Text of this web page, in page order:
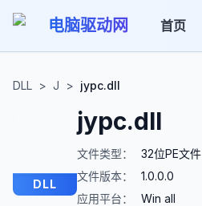
电脑驱动网 首页
DLL > J > jypc.dll
DLL
jypc.dll
文件类型：
32位PE文件
文件版本：
1.0.0.0
应用平台：
Win all